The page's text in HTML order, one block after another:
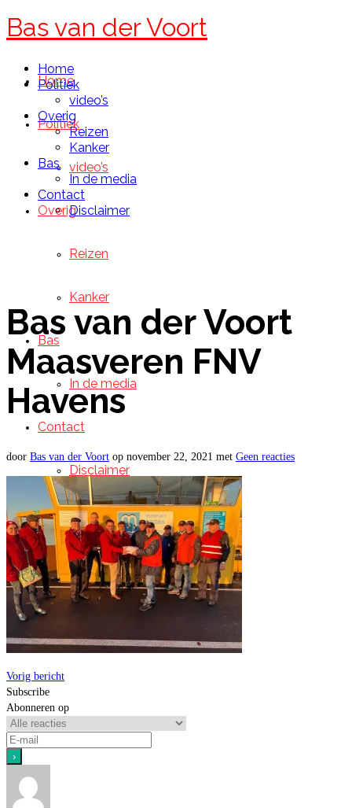
Bas van der Voort
Home
Politiek
video’s
Overig
Reizen
Kanker
Bas
In de media
Contact
Disclaimer
Home
Politiek
video’s
Overig
Reizen
Kanker
Bas
In de media
Contact
Disclaimer
Bas van der Voort
Maasveren FNV
Havens
door Bas van der Voort op november 22, 2021 met Geen reacties
Vorig bericht
Subscribe
Abonneren op